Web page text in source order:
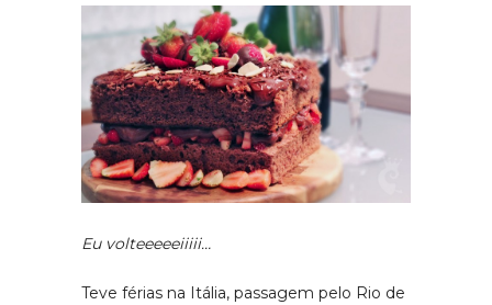
Eu volteeeeeiiiii…
Teve férias na Itália, passagem pelo Rio de